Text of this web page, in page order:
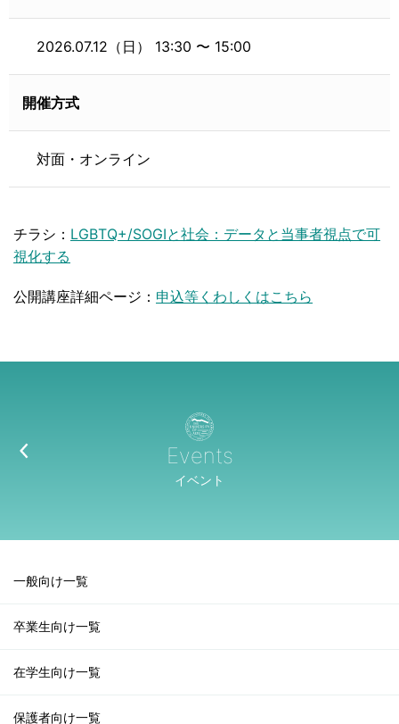
2026.07.12（日） 13:30 〜 15:00
開催方式
チラシ： LGBTQ+/SOGIと社会：データと当事者視点で可
視化する
公開講座詳細ページ： 申込等くわしくはこちら
Events
イベント
一般向け一覧
卒業生向け一覧
在学生向け一覧
保護者向け一覧